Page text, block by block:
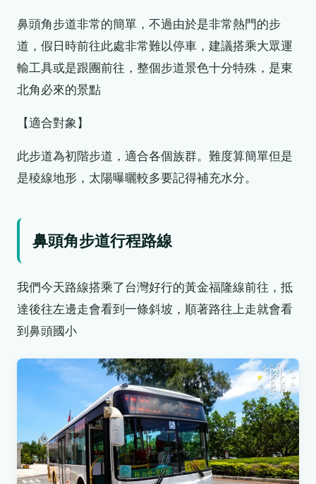
鼻頭角步道非常的簡單，不過由於是非常熱門的步
道，假日時前往此處非常難以停車，建議搭乘大眾運
輸工具或是跟團前往，整個步道景色十分特殊，是東
北角必來的景點
【適合對象】
此步道為初階步道，適合各個族群。難度算簡單但是
是稜線地形，太陽曝曬較多要記得補充水分。
鼻頭角步道行程路線
我們今天路線搭乘了台灣好行的黃金福隆線前往，抵
達後往左邊走會看到一條斜坡，順著路往上走就會看
到鼻頭國小